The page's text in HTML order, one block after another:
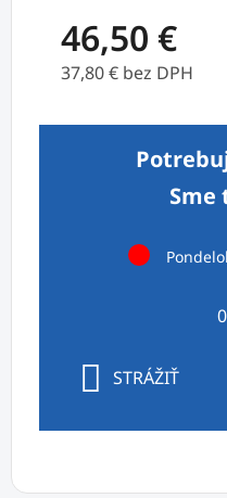
46,50 €
37,80 € bez DPH
Sme
STRÁŽIŤ